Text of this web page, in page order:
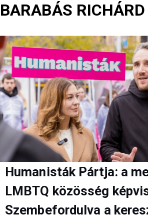
BARABÁS RICHÁRD
Humanisták Pártja: a
LMBTQ közösség
Szembefordulva a